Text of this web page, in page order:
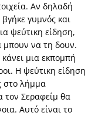
Αν δηλαδή
γυμνός και
ψεύτικη είδηση,
μπουν να τη δουν.
μια εκπομπή
Η ψεύτικη είδηση
στο λήμμα
τον Σεραφείμ θα
Αυτό είναι το